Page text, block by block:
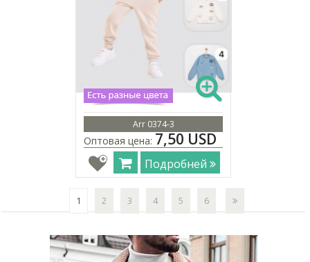
Arr 0374-3
Оптовая цена: 7,50 USD
Подробней
1 2 3 4 5 6